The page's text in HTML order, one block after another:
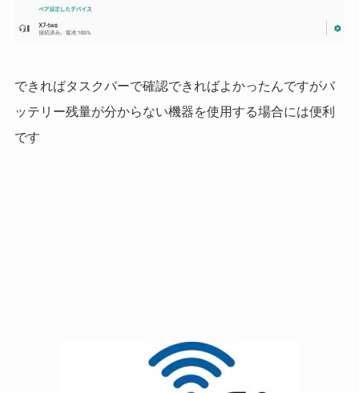
できればタスクバーで確認できればよかったんですがバ
ッテリー残量が分からない機器を使用する場合には便利
です